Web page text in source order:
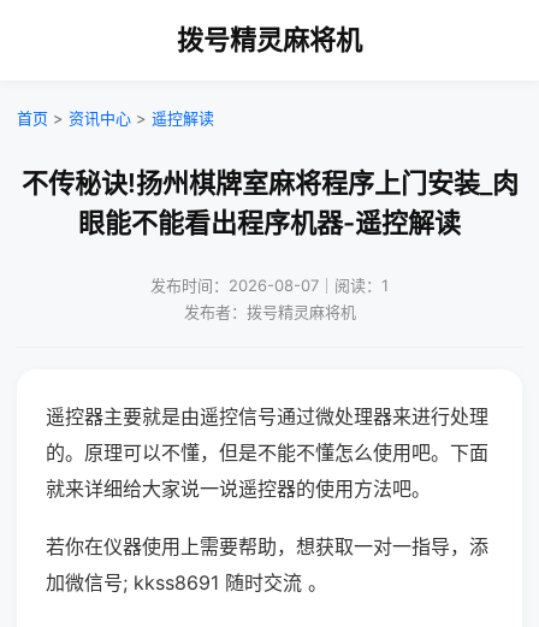
拨号精灵麻将机
首页 > 资讯中心 > 遥控解读
不传秘诀!扬州棋牌室麻将程序上门安装_肉
眼能不能看出程序机器-遥控解读
发布时间：2026-08-07｜阅读：1
发布者：拨号精灵麻将机
遥控器主要就是由遥控信号通过微处理器来进行处理
的。原理可以不懂，但是不能不懂怎么使用吧。下面
就来详细给大家说一说遥控器的使用方法吧。
若你在仪器使用上需要帮助，想获取一对一指导，添
加微信号; kkss8691 随时交流 。